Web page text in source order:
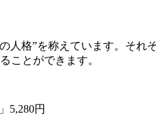
格”を称えています。そ
ことができます。
5,280円